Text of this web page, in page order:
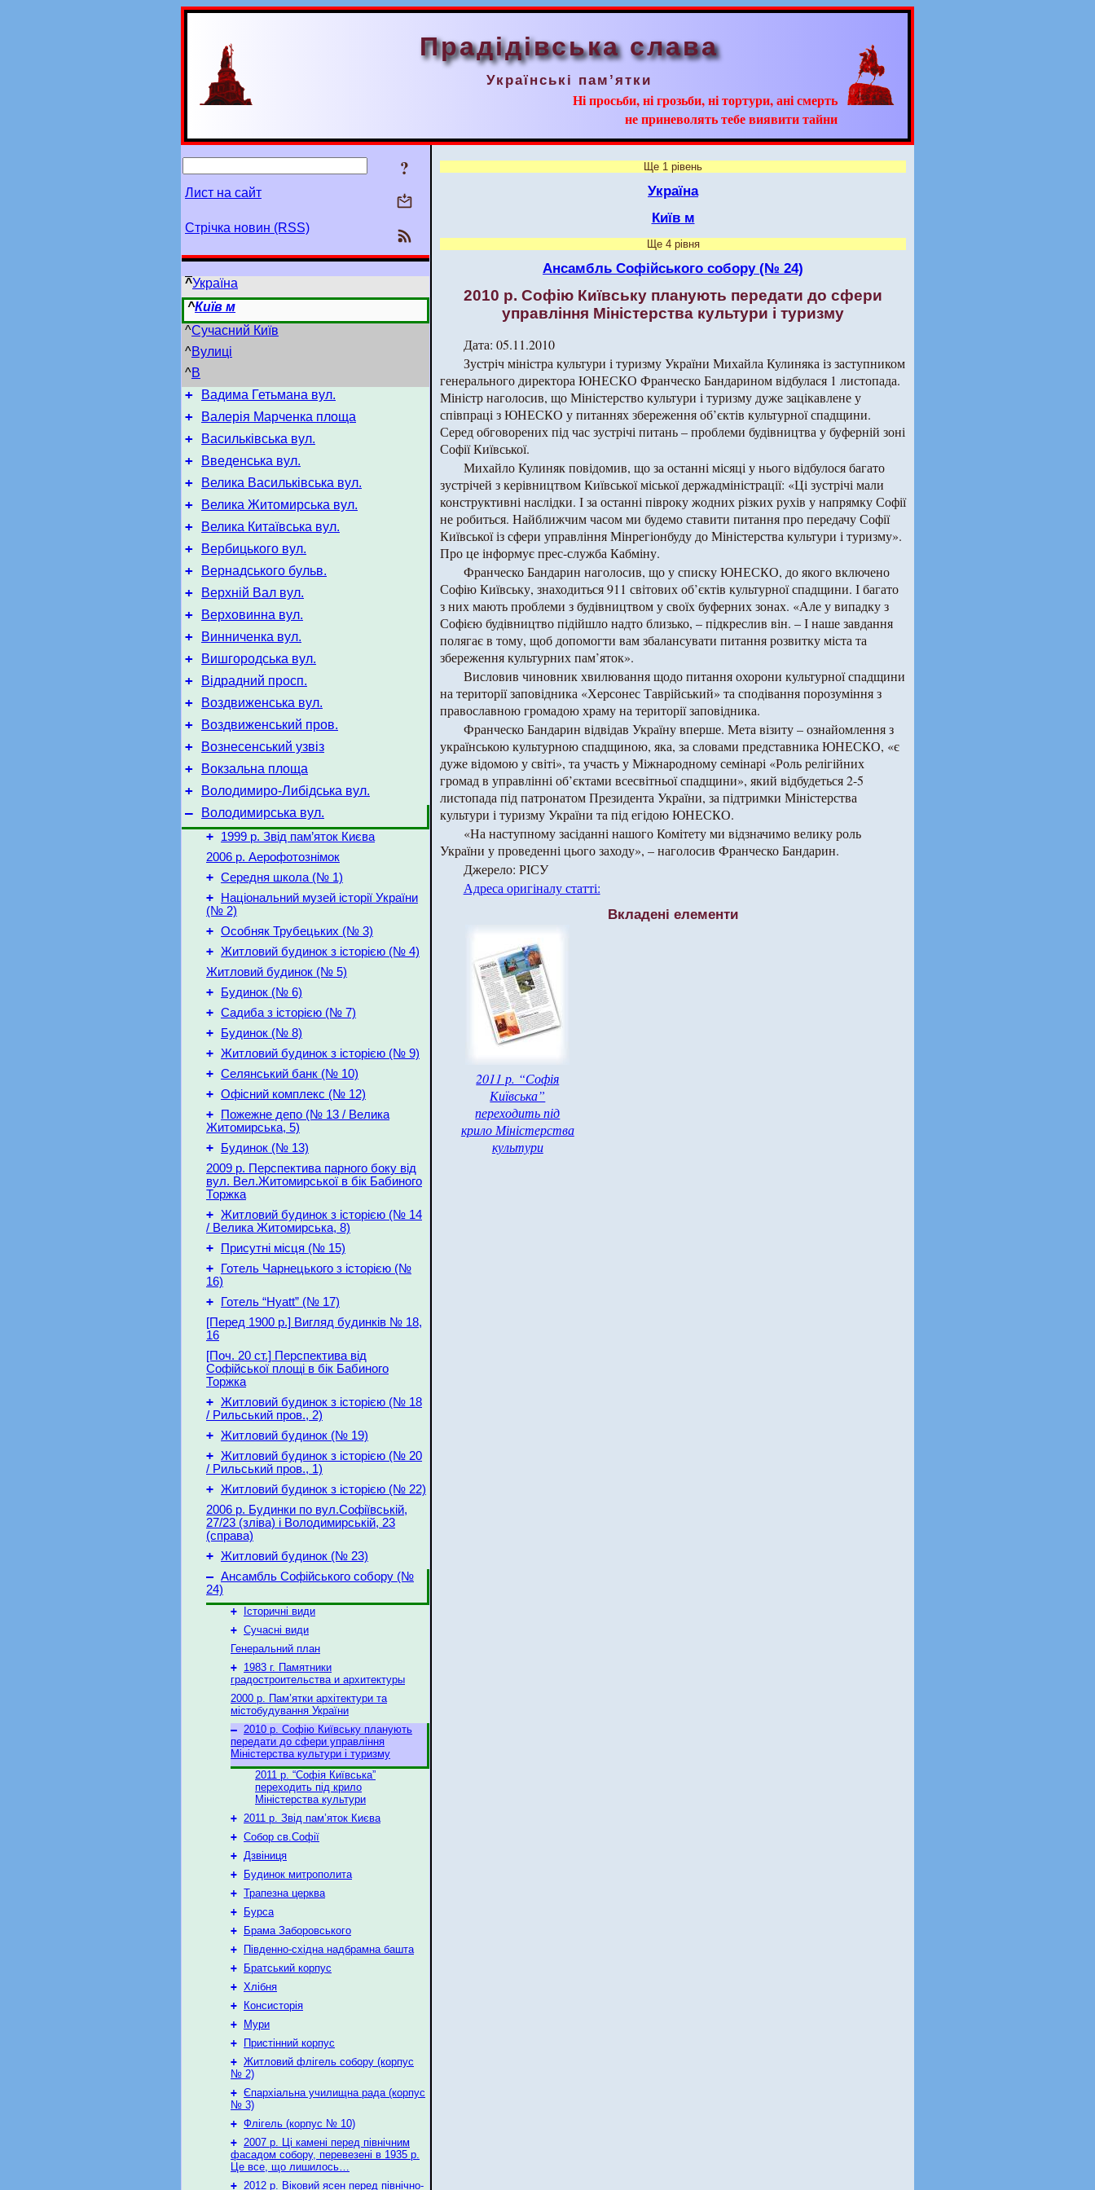
Прадідівська слава
Українські пам’ятки
Ні просьби, ні грозьби, ні тортури, ані смерть
не приневолять тебе виявити тайни
?
Лист на сайт
Стрічка новин (RSS)
^Україна
^Київ м
^Сучасний Київ
^Вулиці
^В
+ Вадима Гетьмана вул.
+ Валерія Марченка площа
+ Васильківська вул.
+ Введенська вул.
+ Велика Васильківська вул.
+ Велика Житомирська вул.
+ Велика Китаївська вул.
+ Вербицького вул.
+ Вернадського бульв.
+ Верхній Вал вул.
+ Верховинна вул.
+ Винниченка вул.
+ Вишгородська вул.
+ Відрадний просп.
+ Воздвиженська вул.
+ Воздвиженський пров.
+ Вознесенський узвіз
+ Вокзальна площа
+ Володимиро-Либідська вул.
–
Володимирська вул.
+
1999 р. Звід пам’яток Києва
2006 р. Аерофотознімок
+ Середня школа (№ 1)
+
Національний музей історії України
(№ 2)
+ Особняк Трубецьких (№ 3)
+ Житловий будинок з історією (№ 4)
Житловий будинок (№ 5)
+ Будинок (№ 6)
+ Садиба з історією (№ 7)
+ Будинок (№ 8)
+ Житловий будинок з історією (№ 9)
+ Селянський банк (№ 10)
+ Офісний комплекс (№ 12)
+
Пожежне депо (№ 13 / Велика
Житомирська, 5)
+
Будинок (№ 13)
2009 р. Перспектива парного боку від
вул. Вел.Житомирської в бік Бабиного
Торжка
+ Житловий будинок з історією (№ 14
/ Велика Житомирська, 8)
+ Присутні місця (№ 15)
+
Готель Чарнецького з історією (№
16)
+
Готель “Hyatt” (№ 17)
[Перед 1900 р.] Вигляд будинків № 18,
16
[Поч. 20 ст.] Перспектива від
Софійської площі в бік Бабиного
Торжка
+ Житловий будинок з історією (№ 18
/ Рильський пров., 2)
+ Житловий будинок (№ 19)
+ Житловий будинок з історією (№ 20
/ Рильський пров., 1)
+ Житловий будинок з історією (№ 22)
2006 р. Будинки по вул.Софіївській,
27/23 (зліва) і Володимирській, 23
(справа)
+ Житловий будинок (№ 23)
– Ансамбль Софійського собору (№
24)
+
Історичні види
+ Сучасні види
Генеральний план
+ 1983 г. Памятники
градостроительства и архитектуры
2000 р. Пам’ятки архітектури та
містобудування України
– 2010 р. Софію Київську планують
передати до сфери управління
Міністерства культури і туризму
2011 р. “Софія Київська”
переходить під крило
Міністерства культури
+ 2011 р. Звід пам’яток Києва
+ Собор св.Софії
+ Дзвіниця
+
Будинок митрополита
+ Трапезна церква
+
Бурса
+
Брама Заборовського
+
Південно-східна надбрамна башта
+
Братський корпус
+ Хлібня
+
Консисторія
+
Мури
+
Пристінний корпус
+ Житловий флігель собору (корпус
№ 2)
+ Єпархіальна училищна рада (корпус
№ 3)
+ Флігель (корпус № 10)
+ 2007 р. Ці камені перед північним
фасадом собору, перевезені в 1935 р.
Це все, що лишилось…
+ 2012 р. Віковий ясен перед північно-
Ще 1 рівень
Україна
Київ м
Ще 4 рівня
Ансамбль Софійського собору (№ 24)
2010 р. Софію Київську планують передати до сфери
управління Міністерства культури і туризму
Дата: 05.11.2010
Зустріч міністра культури і туризму України Михайла Кулиняка із заступником
генерального директора ЮНЕСКО Франческо Бандарином відбулася 1 листопада.
Міністр наголосив, що Міністерство культури і туризму дуже зацікавлене у
співпраці з ЮНЕСКО у питаннях збереження об’єктів культурної спадщини.
Серед обговорених під час зустрічі питань – проблеми будівництва у буферній зоні
Софії Київської.
Михайло Кулиняк повідомив, що за останні місяці у нього відбулося багато
зустрічей з керівництвом Київської міської держадміністрації: «Ці зустрічі мали
конструктивні наслідки. І за останні півроку жодних різких рухів у напрямку Софії
не робиться. Найближчим часом ми будемо ставити питання про передачу Софії
Київської із сфери управління Мінрегіонбуду до Міністерства культури і туризму».
Про це інформує прес-служба Кабміну.
Франческо Бандарин наголосив, що у списку ЮНЕСКО, до якого включено
Софію Київську, знаходиться 911 світових об’єктів культурної спадщини. І багато
з них мають проблеми з будівництвом у своїх буферних зонах. «Але у випадку з
Софією будівництво підійшло надто близько, – підкреслив він. – І наше завдання
полягає в тому, щоб допомогти вам збалансувати питання розвитку міста та
збереження культурних пам’яток».
Висловив чиновник хвилювання щодо питання охорони культурної спадщини
на території заповідника «Херсонес Таврійський» та сподівання порозуміння з
православною громадою храму на території заповідника.
Франческо Бандарин відвідав Україну вперше. Мета візиту – ознайомлення з
українською культурною спадщиною, яка, за словами представника ЮНЕСКО, «є
дуже відомою у світі», та участь у Міжнародному семінарі «Роль релігійних
громад в управлінні об’єктами всесвітньої спадщини», який відбудеться 2-5
листопада під патронатом Президента України, за підтримки Міністерства
культури і туризму України та під егідою ЮНЕСКО.
«На наступному засіданні нашого Комітету ми відзначимо велику роль
України у проведенні цього заходу», – наголосив Франческо Бандарин.
Джерело: РІСУ
Адреса оригіналу статті:
Вкладені елементи
2011 р. “Софія
Київська”
переходить під
крило Міністерства
культури